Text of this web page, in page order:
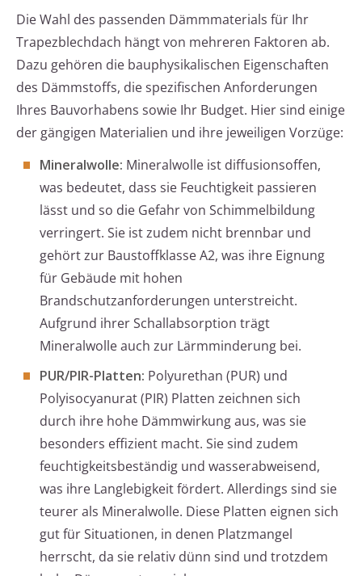
Die Wahl des passenden Dämmmaterials für Ihr
Trapezblechdach hängt von mehreren Faktoren ab.
Dazu gehören die bauphysikalischen Eigenschaften
des Dämmstoffs, die spezifischen Anforderungen
Ihres Bauvorhabens sowie Ihr Budget. Hier sind einige
der gängigen Materialien und ihre jeweiligen Vorzüge:
Mineralwolle: Mineralwolle ist diffusionsoffen,
was bedeutet, dass sie Feuchtigkeit passieren
lässt und so die Gefahr von Schimmelbildung
verringert. Sie ist zudem nicht brennbar und
gehört zur Baustoffklasse A2, was ihre Eignung
für Gebäude mit hohen
Brandschutzanforderungen unterstreicht.
Aufgrund ihrer Schallabsorption trägt
Mineralwolle auch zur Lärmminderung bei.
PUR/PIR-Platten: Polyurethan (PUR) und
Polyisocyanurat (PIR) Platten zeichnen sich
durch ihre hohe Dämmwirkung aus, was sie
besonders effizient macht. Sie sind zudem
feuchtigkeitsbeständig und wasserabweisend,
was ihre Langlebigkeit fördert. Allerdings sind sie
teurer als Mineralwolle. Diese Platten eignen sich
gut für Situationen, in denen Platzmangel
herrscht, da sie relativ dünn sind und trotzdem